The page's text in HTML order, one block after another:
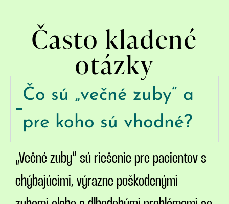
Často kladené
otázky
Čo sú „večné zuby“ a
pre koho sú vhodné?
„Večné zuby“ sú riešenie pre pacientov s
chýbajúcimi, výrazne poškodenými